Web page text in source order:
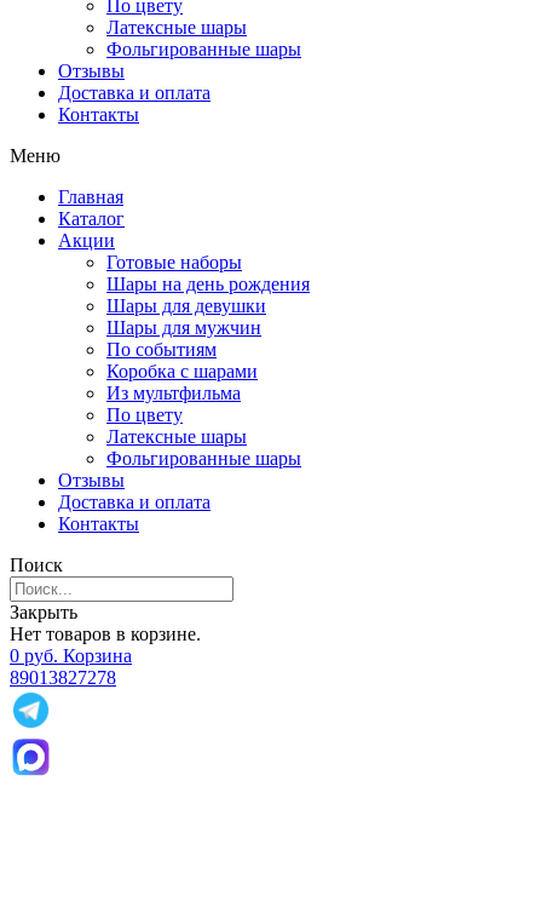
По цвету
Латексные шары
Фольгированные шары
Отзывы
Доставка и оплата
Контакты
Меню
Главная
Каталог
Акции
Готовые наборы
Шары на день рождения
Шары для девушки
Шары для мужчин
По событиям
Коробка с шарами
Из мультфильма
По цвету
Латексные шары
Фольгированные шары
Отзывы
Доставка и оплата
Контакты
Поиск
Закрыть
Нет товаров в корзине.
0 руб. Корзина
89013827278